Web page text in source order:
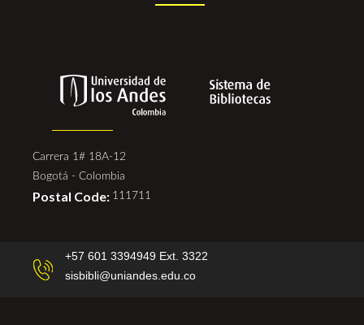
Carrera 1# 18A-12
Bogotá - Colombia
Postal Code: 111711
+57 601 3394949 Ext. 3322
sisbibli@uniandes.edu.co